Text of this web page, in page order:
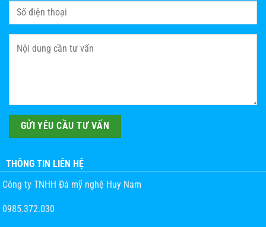
THÔNG TIN LIÊN HỆ
Công ty TNHH Đá mỹ nghệ Huy Nam
0985.372.030